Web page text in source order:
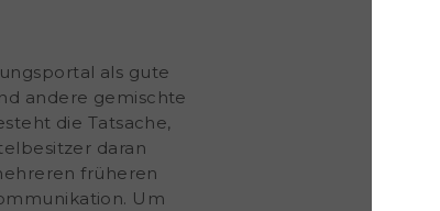
als gute
andere gemischte
die Tatsache,
daran
früheren
Um